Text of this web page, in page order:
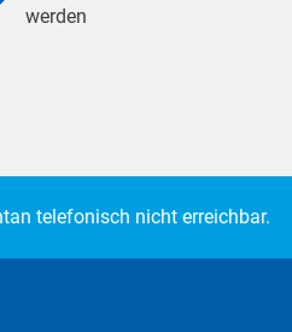
werden
telefonisch nicht erreichbar.